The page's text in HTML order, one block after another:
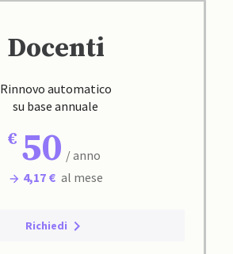
Docenti
Rinnovo automatico
su base annuale
50 / anno
4,17 € al mese
Richiedi